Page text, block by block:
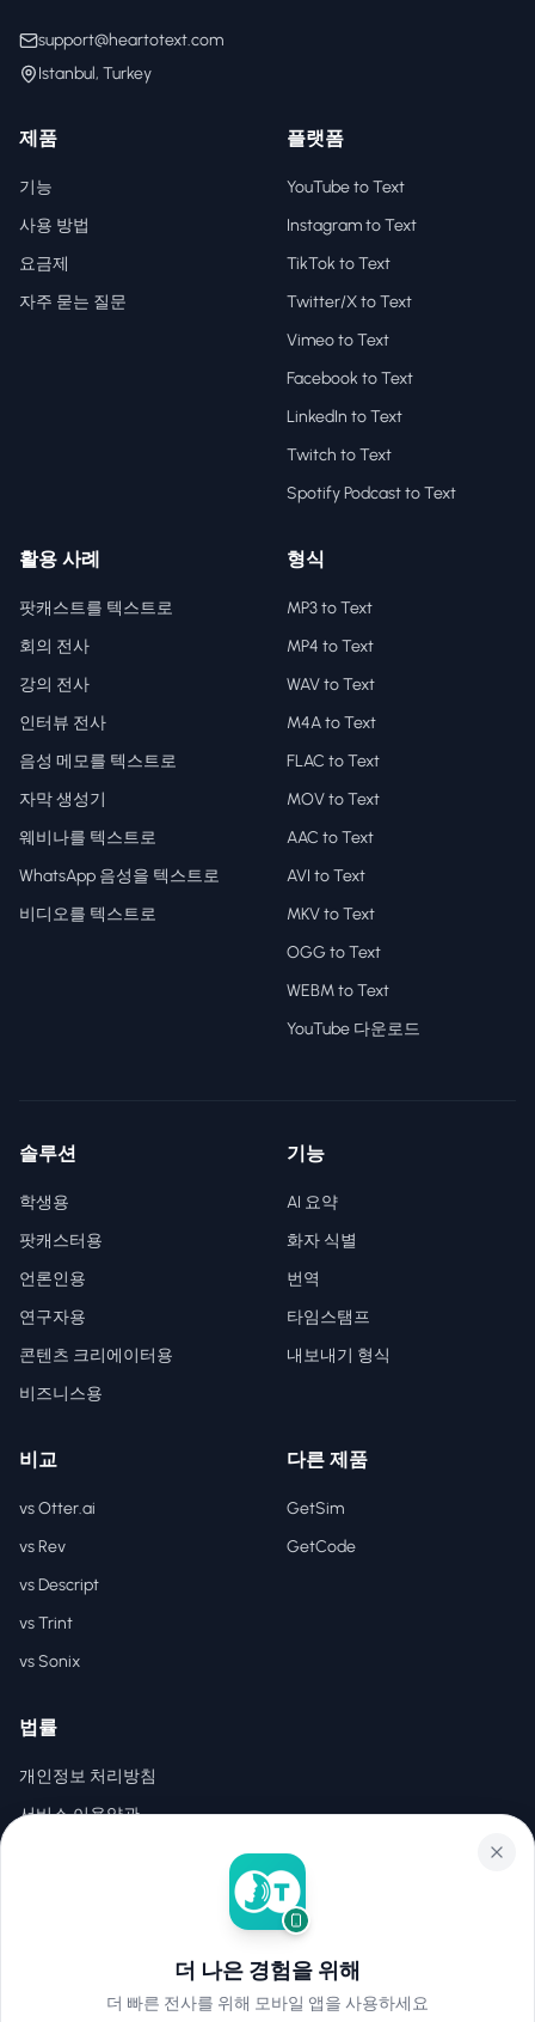
support@heartotext.com
Istanbul, Turkey
제품
기능
사용 방법
요금제
자주 묻는 질문
플랫폼
YouTube to Text
Instagram to Text
TikTok to Text
Twitter/X to Text
Vimeo to Text
Facebook to Text
LinkedIn to Text
Twitch to Text
Spotify Podcast to Text
활용 사례
팟캐스트를 텍스트로
회의 전사
강의 전사
인터뷰 전사
음성 메모를 텍스트로
자막 생성기
웨비나를 텍스트로
WhatsApp 음성을 텍스트로
비디오를 텍스트로
형식
MP3 to Text
MP4 to Text
WAV to Text
M4A to Text
FLAC to Text
MOV to Text
AAC to Text
AVI to Text
MKV to Text
OGG to Text
WEBM to Text
YouTube 다운로드
솔루션
학생용
팟캐스터용
언론인용
연구자용
콘텐츠 크리에이터용
비즈니스용
기능
AI 요약
화자 식별
번역
타임스탬프
내보내기 형식
비교
vs Otter.ai
vs Rev
vs Descript
vs Trint
vs Sonix
다른 제품
GetSim
GetCode
법률
개인정보 처리방침
서비스 이용약관
2026 Hear2Text.모든 권리 보유.
더 나은 경험을 위해
더 빠른 전사를 위해 모바일 앱을 사용하세요